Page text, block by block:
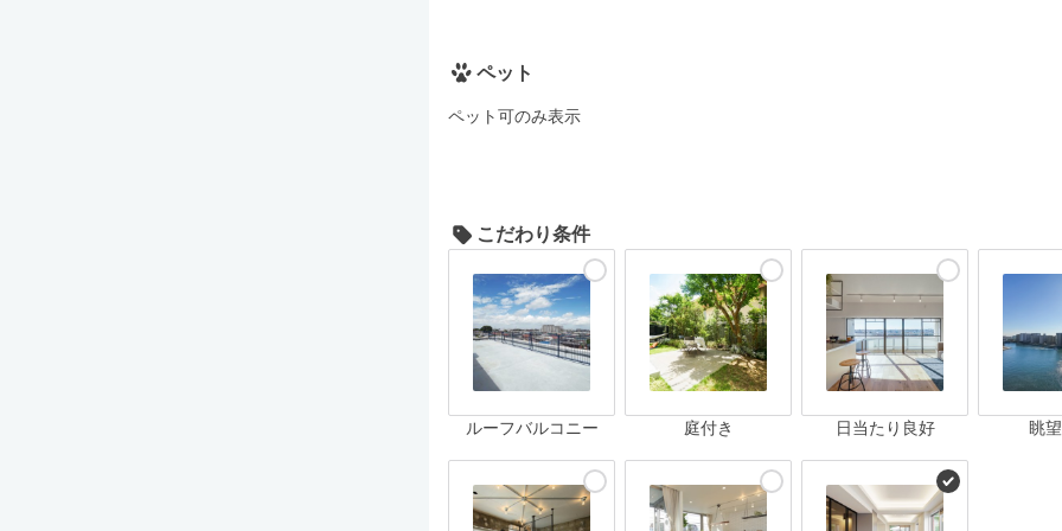
ペット
ペット可のみ表示
こだわり条件
ルーフバルコニー 庭付き 日当たり良好 眺